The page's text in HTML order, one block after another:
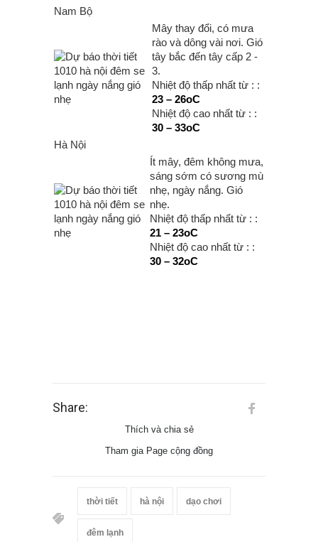
Nam Bộ
Mây thay đổi, có mưa
rào và dông vài nơi. Gió
tây bắc đến tây cấp 2 -
3.
Nhiệt độ thấp nhất từ : :
23 – 26oC
Nhiệt độ cao nhất từ : :
30 – 33oC
Hà Nội
Ít mây, đêm không mưa,
sáng sớm có sương mù
nhẹ, ngày nắng. Gió
nhẹ.
Nhiệt độ thấp nhất từ : :
21 – 23oC
Nhiệt độ cao nhất từ : :
30 – 32oC
Share:
Thích và chia sẻ
Tham gia Page cộng đồng
thời tiết hà nội dạo chơi
đêm lạnh